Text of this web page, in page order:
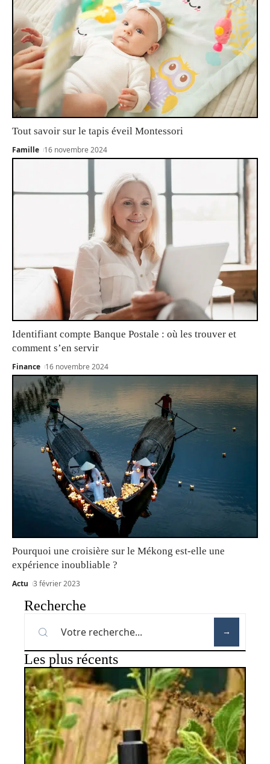
Tout savoir sur le tapis éveil Montessori
Famille 16 novembre 2024
Identifiant compte Banque Postale : où les trouver et
comment s’en servir
Finance 16 novembre 2024
Pourquoi une croisière sur le Mékong est-elle une
expérience inoubliable ?
Actu 3 février 2023
Recherche
Les plus récents